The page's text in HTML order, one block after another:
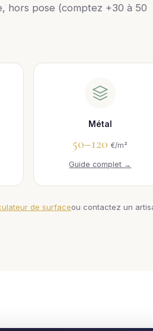
hors pose (comptez +30 à 50
Métal
50–120€/m²
Guide complet →
de surfaceou contactez un